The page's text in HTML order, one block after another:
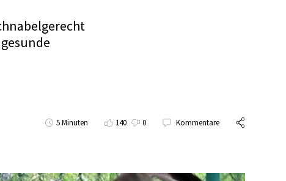
5 Minuten 140 0 Kommentare